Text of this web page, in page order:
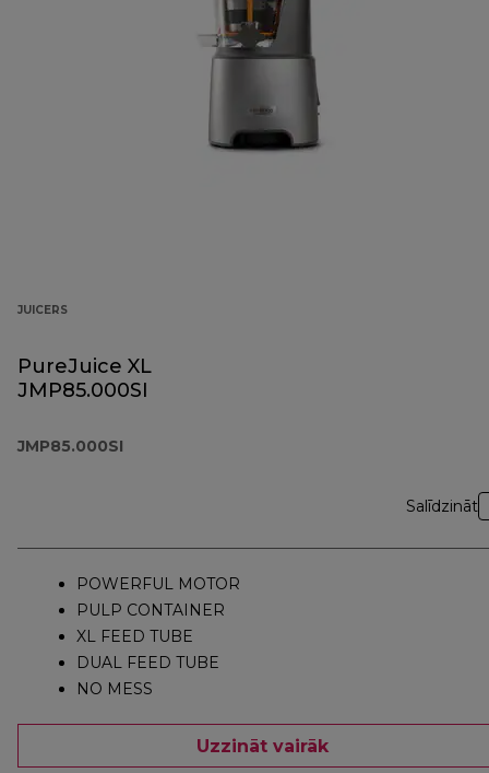
JUICERS
PureJuice XL
JMP85.000SI
JMP85.000SI
Salīdzināt
POWERFUL MOTOR
PULP CONTAINER
XL FEED TUBE
DUAL FEED TUBE
NO MESS
Uzzināt vairāk